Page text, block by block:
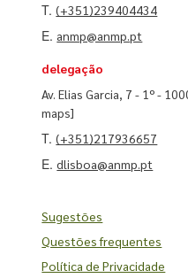
T.(+351)239404434
E. anmp@anmp.pt
delegação
Av. Elias Garcia, 7 - 1º -
maps]
T.(+351)217936657
E.dlisboa@anmp.pt
Sugestões
Questões frequentes
Política de Privacidade